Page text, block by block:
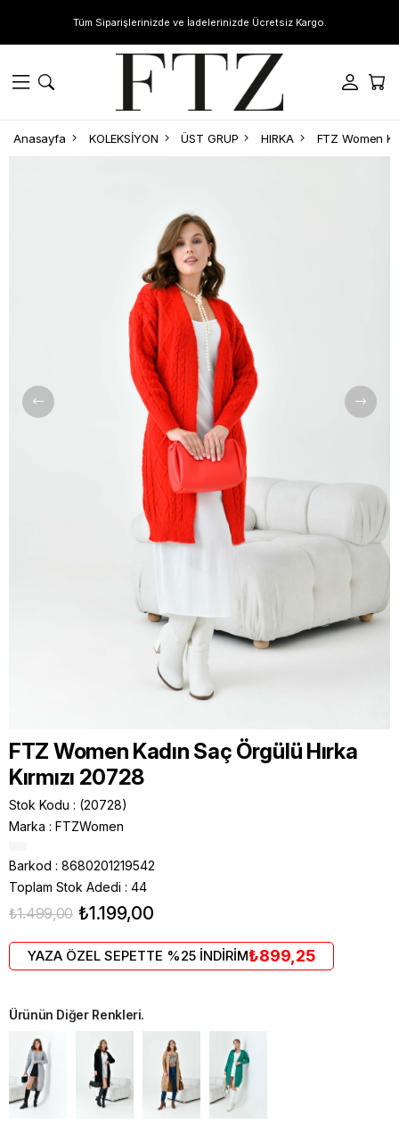
Tüm Siparişlerinizde ve İadelerinizde Ücretsiz Kargo.
Anasayfa KOLEKSİYON ÜST GRUP HIRKA FTZ Women
FTZ Women Kadın Saç Örgülü Hırka
Kırmızı 20728
Stok Kodu
(20728)
Marka : FTZWomen
Barkod : 8680201219542
Toplam Stok Adedi : 44
₺1.499,00 ₺1.199,00
YAZA ÖZEL SEPETTE %25 İNDİRİM₺899,25
Ürünün Diğer Renkleri.